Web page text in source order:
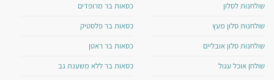
שולחנות לסלון
שולחנות סלון מעץ
שולחנות סלון אובליים
שולחן אוכל עגול
כסאות בר מרופדים
כסאות בר פלסטיק
כסאות בר ראטן
כסאות בר ללא משענת גב